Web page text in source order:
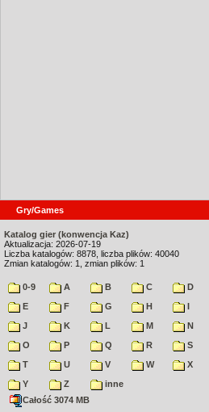
Gry/Games
Katalog gier (konwencja Kaz)
Aktualizacja: 2026-07-19
Liczba katalogów: 8878, liczba plików: 40040
Zmian katalogów: 1, zmian plików: 1
0-9 A B C
D
E
F G H
I
J
K L M
N
O
P Q R
S
T
U V W
X
Y
Z
inne
Całość 3074 MB